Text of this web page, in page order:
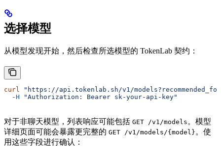
选择模型
从模型发现开始，然后检查所选模型的 TokenLab 契约：
curl
"https://api.tokenlab.sh/v1/
  -H
"Authorization: Bearer sk-your-api-key"
对于非聊天模型，列表响应可能包括 GET /v1/models 。模型
详细页面可能会暴露更完整的 GET /v1/models/{model} 。使
用这些字段进行确认：